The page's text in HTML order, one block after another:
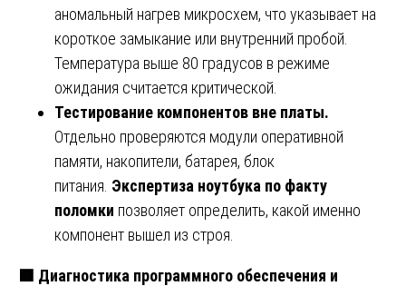
аномальный нагрев микросхем, что указывает на
короткое замыкание или внутренний пробой.
Температура выше 80 градусов в режиме
ожидания считается критической.
Тестирование компонентов вне платы.
Отдельно проверяются модули оперативной
памяти, накопители, батарея, блок
питания. Экспертиза ноутбука по факту
поломки позволяет определить, какой именно
компонент вышел из строя.
🟩 Диагностика программного обеспечения и